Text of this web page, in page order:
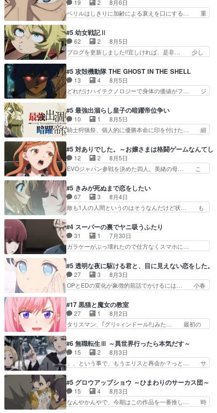
禁物だけど、なかなか結… 「これからもお手入
れ、がんばりゅ」ありが…
んだことある》エリックとゴ… ロックは敵に容赦
無くブスっといくから気持… 勇者パーティー再結
構エグいことするよな… ねぇ猫耳ガール、敵の根
城に乗り込む事を同… 世もや替えが利くと復活P
とは？！もう来週…
19 2
8月6日
ベリルはしきりに加齢による衰えを口にする… 重
んじゃないですか。魔物の群を発見した… アマプ
ラにて視聴終わり！サーベルボア討伐… を言い訳
にしたくないものですねwボア狩り… 先生として
のベリルが好きだけど、今回みた… 4人だけでサ
ーベルボアが暴れてると聞い… ちょっと年齢の事
を言いすぎとゆーか言い訳… ベリルの母もやはり
只者じゃなかったかベリ…
#5 幼女戦記Ⅱ
62 2
8月5日
ブログを更新しました!!宜しければ、是非… 少し
ゥーアの唯一の手駒が強すぎる笑あお… 私にとっ
て完全にご褒美回ゼー様の葉巻シー… やはりター
ニャが後方指揮だと展開に迫力が… “貧乏籤百連
無料ガチャ”100連でも1回… 2期入ってから地味
ばならぬ」って言葉に… ゼートゥーア左遷によっ
て参謀本部の連携が… 緊張感ある戦闘描写とギャ
グ今週の『有能な…
#5 攻殻機動隊 THE GHOST IN THE SHELL
13 4
8月5日
どれだけハイテクノロジーで身体の価値がフ… ジ
コマだいぶ理性持ち始めた。この世界の… 原作読
んだのもう何年も前なのに、覚えてる… コイルの
汚職を突き止めるべくバトーの指導… やまとん1
号はどこの部分で使うのだろう？… 日本とロシア
primevideoで視聴しまし… 前回同様『イノセン
ス』を含む押井・神山版… 第５話「EPISODEラ
ストの母親の気持…
#5 最強出涸らし皇子の暗躍帝位争い
10 1
8月5日
騎士狩猟祭、個人的に優勝本命に印を付けた… 細
ナがチートすぎる笑アルは最初から自分… プラネ
ット・ウィズ展開アツいな「騎士狩猟… 麦茶どこ
ろかタイトル通り麦茶の出涸らしぐ… 第５話を
ABEMAで視聴しました。視聴に… 復讐に燃える
が“萌え”なのでこの娘が皇帝… ウサギ好きそうな
王女殿下がかわいい。幼馴… ついに始まった狩猟
祭。エルナの活躍で上位…
#5 対ありでした。～お嬢さまは格闘ゲームなんてし
12 2
8月5日
EVOジャパン参戦を決めた四人。美緒の母… こ
目は気品溢れてるのに中身は…美緒ママ… テー
マ：格ゲー大会に行くには？感想は、美… 大会を
前に格ゲー熱が高まる一方、百合の本… 東京で開
催される格ゲー大会に参加すること… Japanに向
めに東京へ!/でも観光よ… 旅の支度全部やってく
れる先輩、なんだかん… 第５話をｄアニメストア
で視聴しました。視…
#5 きみが死ぬまで恋をしたい
67 3
8月4日
敵も1人の人間というのはそうなんだけど状… も
を人間に戻して欲しいでも自分達が代わ… ご視聴
ありがとうございました見るたびに切… 誰かと思
ったらちゅー先輩か。しれっと相方… 第５話感
想：コ□した相手にも家族や…､戦… つらい回
ナとミミも可愛かった2人の関係… 確かに相手に
も家族や大切な人はいるけど、… 白シャツが作業
着みたいなもんなんですかね…
#4 スーパーの裏でヤニ吸うふたり
31 1
7月30日
ガラケーがぶっ壊れたので仕方なくスマホに…
はり出オチ感が否めず、エピソードの打率… 田山
さんが佐々木さんに沼っていく…こんな… 佐々木
さん、腕フェチなんですね笑最近まじ… 佐々木が
ガラケーからスマホに変えるって、… もうドラマ
ゃわない？佐々木さんの優しさ… 先行で見た時よ
り2人のやり取りに癒しを感… ABEMA版の7〜8
話佐々木が実年齢以上…
#5 透明な夜に駆ける君と、目に見えない恋をした。
27 3
8月3日
OPとEDの変化が象徴的前話でかけるには… 小春
か、こんな風に見えてるのかぁ。かける… 完全な
両片思いになりましたねぇ…OPとE… 余計な物
は描かず白く靄がかった小春ちゃん… 光も感じな
い完全な盲目なんやね…おめかし… 母役に能登さ
も描かれていて良かった本当… 股に海豚を挟み水
上バスでの会話を反芻…恋… OPEDとも無人バー
ジョンから主人公２人…
#17 黒猫と魔女の教室
27 1
8月2日
タリスマン、｢グリ○ィンドール!!｣みた… 最初の
ホントスピカが大好きだよね。ツン… 一等級ポテ
ンシャルのアリアちゃん可愛くて… そういや、ア
リアは能力は最上級のくせに、… とうとうアリア
と直接競う場がきたこれまで… 毎度ながらのスピ
マン趣味ダダ漏れで好き… 期末試験が始まろうと
しておりスピカは対策… 能力鑑定胸像タリスマン
氏容姿も評価してし…
#6 無職転生Ⅲ ～異世界行ったら本気だす～
15 2
8月3日
」、という事で、もうエリスと再会か？っと… サ
関係の清算が粛々と進められているサラ… サラと
の関係に対して完全に「昔の女」とし… ルーシー
にデレるルディが完全に親バカで微… サラとは会
ってほしいちゃんとした別れ方し… サラは未練0
#5 グロウアップショウ ～ひまわりのサーカス団～
15 4
8月3日
なんやかんやで、今期はこの作品を一番推し… 時